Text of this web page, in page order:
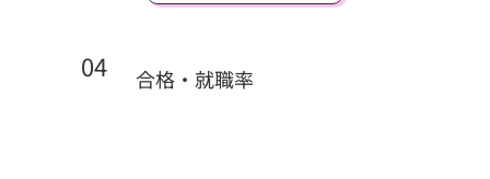
04 合格・就職率